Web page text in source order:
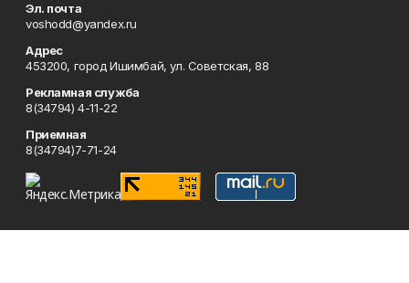
Эл. почта
voshodd@yandex.ru
Адрес
453200, город Ишимбай, ул. Советская, 88
Рекламная служба
8(34794) 4-11-22
Приемная
8(34794)7-71-24